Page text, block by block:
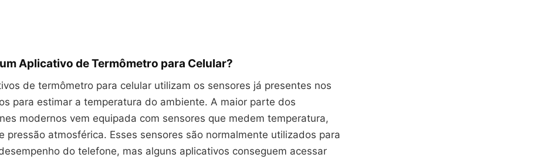
um Aplicativo de Termômetro para Celular?
de termômetro para celular utilizam os sensores já presentes nos
para estimar a temperatura do ambiente. A maior parte dos
modernos vem equipada com sensores que medem temperatura,
pressão atmosférica. Esses sensores são normalmente utilizados para
do telefone, mas alguns aplicativos conseguem acessar